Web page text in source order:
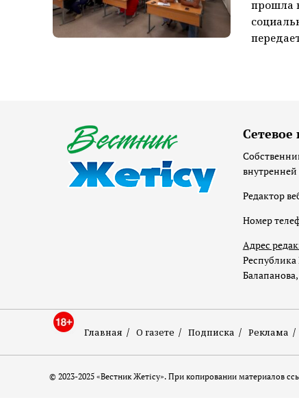
прошла
Сетевое
Редактор
Номер
Адрес
Республика
Балапанова,
Главная О газете Подписка Реклама
© 2023-2025 «Вестник Жетісу». При копировании материалов